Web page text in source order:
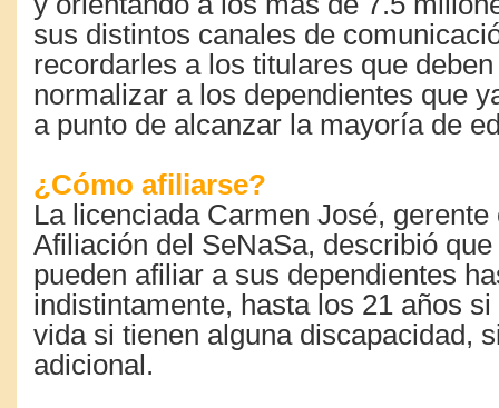
sus distintos canales de
recordarles a los titulares que
normalizar a los dependientes que
a punto de alcanzar la mayoría de
¿Cómo afiliarse?
La licenciada Carmen José,
Afiliación del SeNaSa, describió
pueden afiliar a sus dependientes
indistintamente, hasta los 21 años
vida si tienen alguna discapacidad,
adicional.